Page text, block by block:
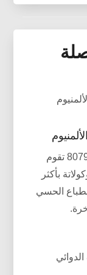
أو الثقوب
هذا التجعيد الدقيق واللمعان الدقيق 8079 تقوم
بأكثر
الحسي